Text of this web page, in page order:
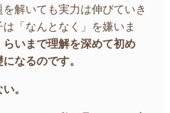
解いても実力は伸びていき
「なんとなく」を嫌いま
らいまで理解を深めて初め
なるのです。
。